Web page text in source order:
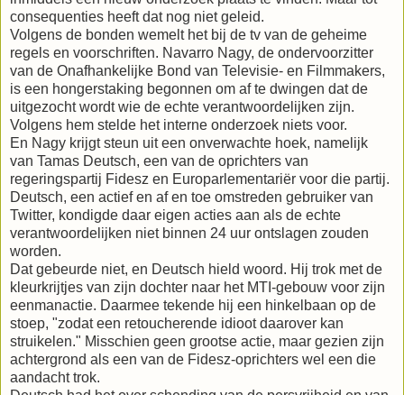
consequenties heeft dat nog niet geleid.
Volgens de bonden wemelt het bij de tv van de geheime
regels en voorschriften. Navarro Nagy, de ondervoorzitter
van de Onafhankelijke Bond van Televisie- en Filmmakers,
is een hongerstaking begonnen om af te dwingen dat de
uitgezocht wordt wie de echte verantwoordelijken zijn.
Volgens hem stelde het interne onderzoek niets voor.
En Nagy krijgt steun uit een onverwachte hoek, namelijk
van Tamas Deutsch, een van de oprichters van
regeringspartij Fidesz en Europarlementariër voor die partij.
Deutsch, een actief en af en toe omstreden gebruiker van
Twitter, kondigde daar eigen acties aan als de echte
verantwoordelijken niet binnen 24 uur ontslagen zouden
worden.
Dat gebeurde niet, en Deutsch hield woord. Hij trok met de
kleurkrijtjes van zijn dochter naar het MTI-gebouw voor zijn
eenmanactie. Daarmee tekende hij een hinkelbaan op de
stoep, "zodat een retoucherende idioot daarover kan
struikelen." Misschien geen grootse actie, maar gezien zijn
achtergrond als een van de Fidesz-oprichters wel een die
aandacht trok.